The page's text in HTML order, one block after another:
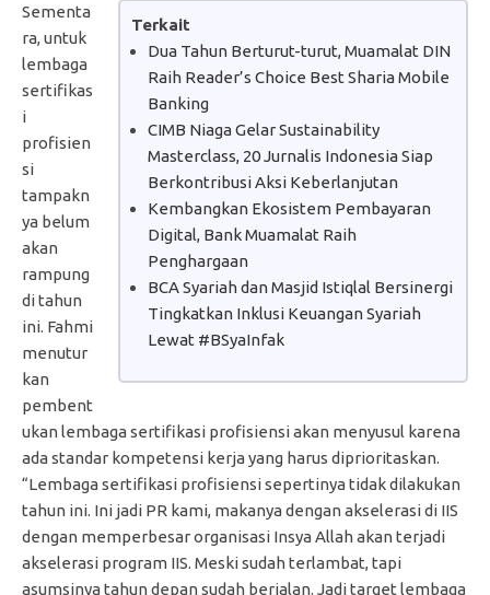
Terkait
Dua Tahun Berturut-turut, Muamalat DIN
Raih Reader’s Choice Best Sharia Mobile
Banking
CIMB Niaga Gelar Sustainability
Masterclass, 20 Jurnalis Indonesia Siap
Berkontribusi Aksi Keberlanjutan
Kembangkan Ekosistem Pembayaran
Digital, Bank Muamalat Raih
Penghargaan
BCA Syariah dan Masjid Istiqlal Bersinergi
Tingkatkan Inklusi Keuangan Syariah
Lewat #BSyaInfak
Sementa
ra, untuk
lembaga
sertifikas
i
profisien
si
tampakn
ya belum
akan
rampung
di tahun
ini. Fahmi
menutur
kan
pembent
ukan lembaga sertifikasi profisiensi akan menyusul karena
ada standar kompetensi kerja yang harus diprioritaskan.
“Lembaga sertifikasi profisiensi sepertinya tidak dilakukan
tahun ini. Ini jadi PR kami, makanya dengan akselerasi di IIS
dengan memperbesar organisasi Insya Allah akan terjadi
akselerasi program IIS. Meski sudah terlambat, tapi
asumsinya tahun depan sudah berjalan. Jadi target lembaga